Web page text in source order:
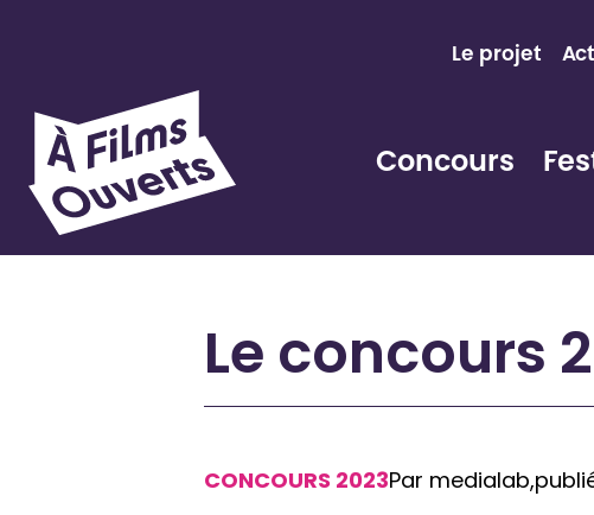
Le projet
Concours
Le concours
CONCOURS 2023Par medialab,